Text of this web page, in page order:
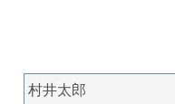
村井太郎